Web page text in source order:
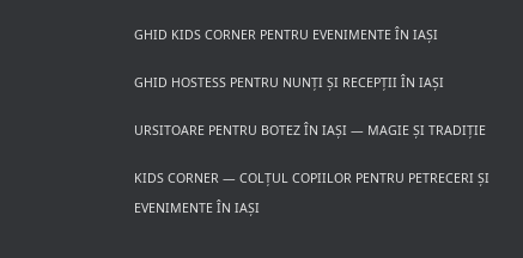
GHID KIDS CORNER PENTRU EVENIMENTE ÎN IAȘI
GHID HOSTESS PENTRU NUNȚI ȘI RECEPȚII ÎN IAȘI
URSITOARE PENTRU BOTEZ ÎN IAȘI — MAGIE ȘI TRADIȚIE
KIDS CORNER — COLȚUL COPIILOR PENTRU PETRECERI ȘI
EVENIMENTE ÎN IAȘI